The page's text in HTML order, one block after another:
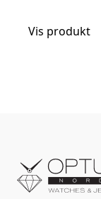
Vis produkt